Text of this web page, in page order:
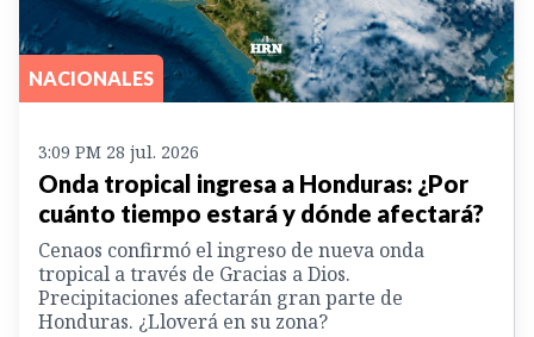
NACIONALES
3:09 PM 28 jul. 2026
Onda tropical ingresa a Honduras: ¿Por
cuánto tiempo estará y dónde afectará?
Cenaos confirmó el ingreso de nueva onda
tropical a través de Gracias a Dios.
Precipitaciones afectarán gran parte de
Honduras. ¿Lloverá en su zona?